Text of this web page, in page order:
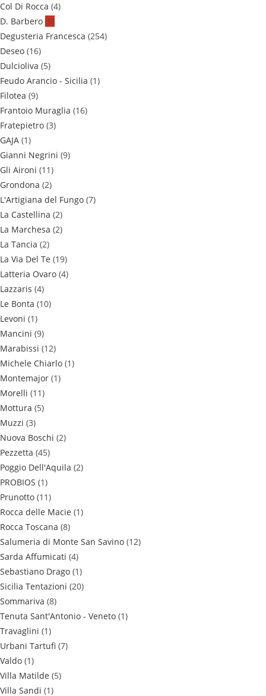
Col Di Rocca (4)
D. Barbero (5)
Degusteria Francesca (254)
Deseo (16)
Dulcioliva (5)
Feudo Arancio - Sicilia (1)
Filotea (9)
Frantoio Muraglia (16)
Fratepietro (3)
GAJA (1)
Gianni Negrini (9)
Gli Aironi (11)
Grondona (2)
L'Artigiana del Fungo (7)
La Castellina (2)
La Marchesa (2)
La Tancia (2)
La Via Del Te (19)
Latteria Ovaro (4)
Lazzaris (4)
Le Bonta (10)
Levoni (1)
Mancini (9)
Marabissi (12)
Michele Chiarlo (1)
Montemajor (1)
Morelli (11)
Mottura (5)
Muzzi (3)
Nuova Boschi (2)
Pezzetta (45)
Poggio Dell'Aquila (2)
PROBIOS (1)
Prunotto (11)
Rocca delle Macie (1)
Rocca Toscana (8)
Salumeria di Monte San Savino (12)
Sarda Affumicati (4)
Sebastiano Drago (1)
Sicilia Tentazioni (20)
Sommariva (8)
Tenuta Sant'Antonio - Veneto (1)
Travaglini (1)
Urbani Tartufi (7)
Valdo (1)
Villa Matilde (5)
Villa Sandi (1)